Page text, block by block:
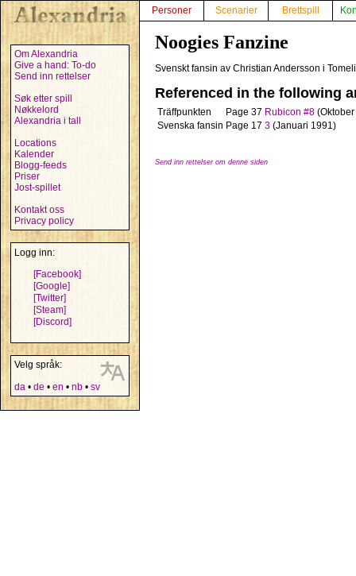
Om Alexandria
Give a hand: To-do
Send inn rettelser
Søk etter spill
Nøkkelord
Alexandria i tall
Locations
Kalender
Blogg-feeds
Priser
Jost-spillet
Kontakt oss
Privacy policy
Logg inn:
[Facebook]
[Google]
[Twitter]
[Steam]
[Discord]
Velg språk:
da • de • en • nb • sv
Personer Scenarier Brettspill
Noogies Fanzine
Svenskt fansin av Christian Andersson i
Referenced in the following
Träffpunkten Page 37 Rubicon #8
Svenska fansin Page 17 3 (Januari 1991)
Send inn rettelser om denne siden